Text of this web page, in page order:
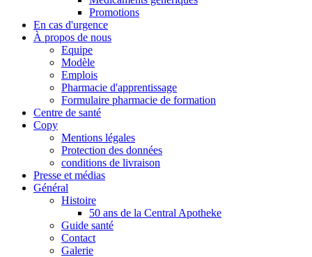
Promotions
En cas d'urgence
À propos de nous
Equipe
Modèle
Emplois
Pharmacie d'apprentissage
Formulaire pharmacie de formation
Centre de santé
Copy
Mentions légales
Protection des données
conditions de livraison
Presse et médias
Général
Histoire
50 ans de la Central Apotheke
Guide santé
Contact
Galerie